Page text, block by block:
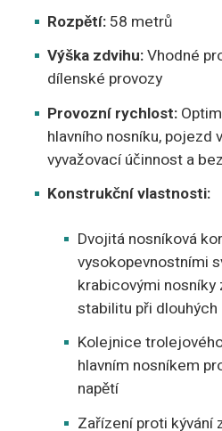
Rozpětí: 58 metrů
Výška zdvihu:Vhodné
dílenské provozy
Provozní rychlost:
hlavního nosníku, pojezd
vyvažovací účinnost a
Konstrukční vlastnosti:
Dvojitá nosníková
vysokopevnostními
krabicovými
stabilitu při
Kolejnice
hlavním nosníkem
napětí
Zařízení proti kývání